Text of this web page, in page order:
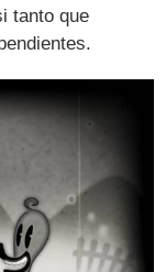
tanto que